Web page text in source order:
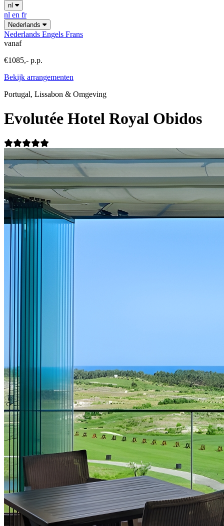
nl
nl en fr
Nederlands
Nederlands Engels Frans
vanaf
€1085,- p.p.
Bekijk arrangementen
Portugal, Lissabon & Omgeving
Evolutée Hotel Royal Obidos